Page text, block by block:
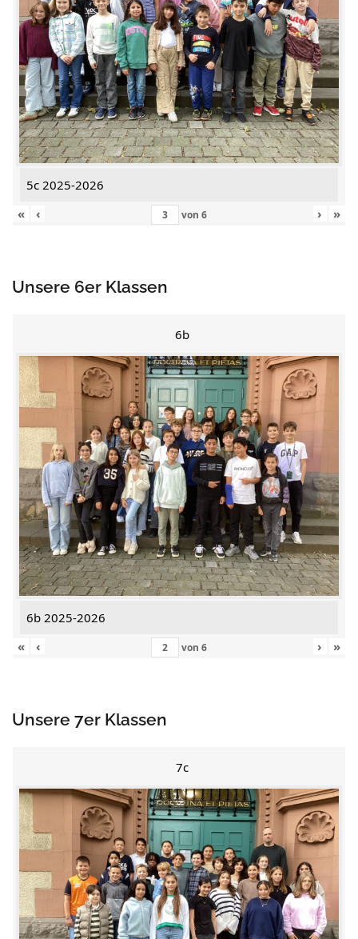
5c 2025-2026
«
‹ von 6 › »
Unsere 6er Klassen
6b
6b 2025-2026
«
‹ von 6 › »
Unsere 7er Klassen
7c